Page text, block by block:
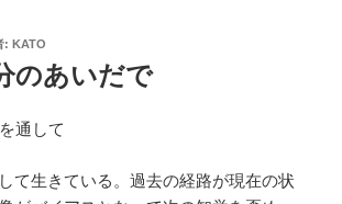
: KATO
のあいだで
通して
て生きている。過去の経路が現在の状